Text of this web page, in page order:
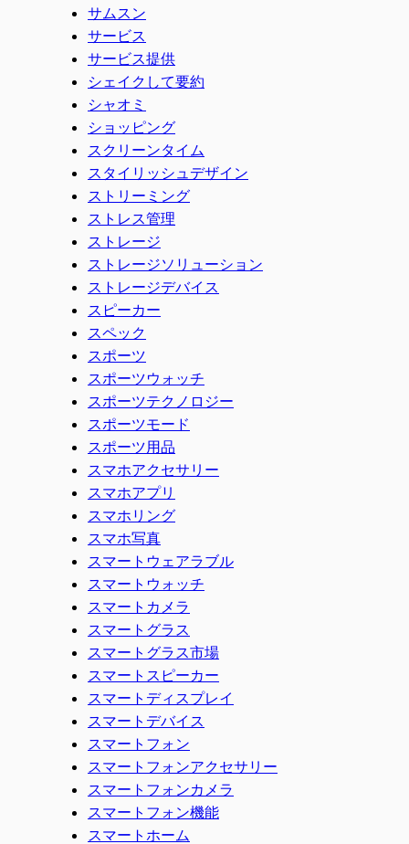
サムスン
サービス
サービス提供
シェイクして要約
シャオミ
ショッピング
スクリーンタイム
スタイリッシュデザイン
ストリーミング
ストレス管理
ストレージ
ストレージソリューション
ストレージデバイス
スピーカー
スペック
スポーツ
スポーツウォッチ
スポーツテクノロジー
スポーツモード
スポーツ用品
スマホアクセサリー
スマホアプリ
スマホリング
スマホ写真
スマートウェアラブル
スマートウォッチ
スマートカメラ
スマートグラス
スマートグラス市場
スマートスピーカー
スマートディスプレイ
スマートデバイス
スマートフォン
スマートフォンアクセサリー
スマートフォンカメラ
スマートフォン機能
スマートホーム